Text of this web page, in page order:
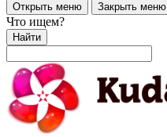
Открыть меню Закрыть меню
Что ищем?
Найти